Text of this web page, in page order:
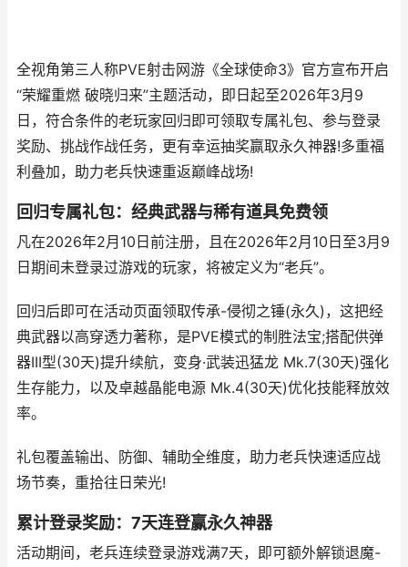
全视角第三人称PVE射击网游《全球使命3》官方宣布开启
“荣耀重燃 破晓归来”主题活动，即日起至2026年3月9
日，符合条件的老玩家回归即可领取专属礼包、参与登录
奖励、挑战作战任务，更有幸运抽奖赢取永久神器!多重福
利叠加，助力老兵快速重返巅峰战场!
回归专属礼包：经典武器与稀有道具免费领
凡在2026年2月10日前注册，且在2026年2月10日至3月9
日期间未登录过游戏的玩家，将被定义为“老兵”。
回归后即可在活动页面领取传承-侵彻之锤(永久)，这把经
典武器以高穿透力著称，是PVE模式的制胜法宝;搭配供弹
器III型(30天)提升续航，变身·武装迅猛龙 Mk.7(30天)强化
生存能力，以及卓越晶能电源 Mk.4(30天)优化技能释放效
率。
礼包覆盖输出、防御、辅助全维度，助力老兵快速适应战
场节奏，重拾往日荣光!
累计登录奖励：7天连登赢永久神器
活动期间，老兵连续登录游戏满7天，即可额外解锁退魔-